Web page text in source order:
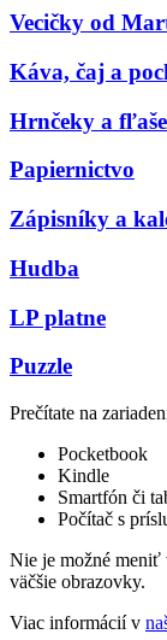
Vecičky od
Káva, čaj a
Hrnčeky a fľaše
Papiernictvo
Zápisníky a
Hudba
LP platne
Puzzle
Prečítate na
Pocketbook
Kindle
Smartfón či
Počítač s
Nie je možné meniť
väčšie obrazovky.
Viac informácií v